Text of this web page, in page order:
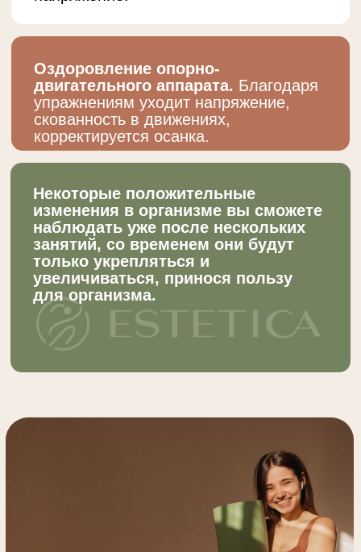
Практика подходит людям с любым
тем, у кого был большой перерыв в
двигательной активности.
Люди с нулевой подготовкой оценят
доступность многих упражнений.
адаптировать сложность асан под
свои потребности.
Противопоказания
к выполнению
упражнений